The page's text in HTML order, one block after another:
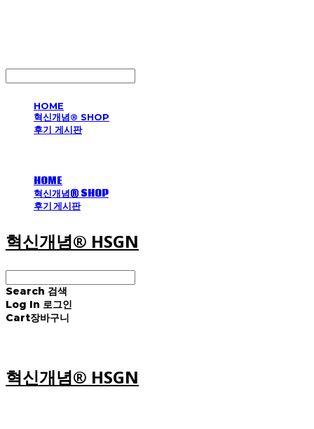
HOME
혁신개념® SHOP
후기 게시판
HOME
혁신개념® SHOP
후기 게시판
혁신개념® HSGN
Search 검색
Log In 로그인
Cart장바구니
혁신개념® HSGN